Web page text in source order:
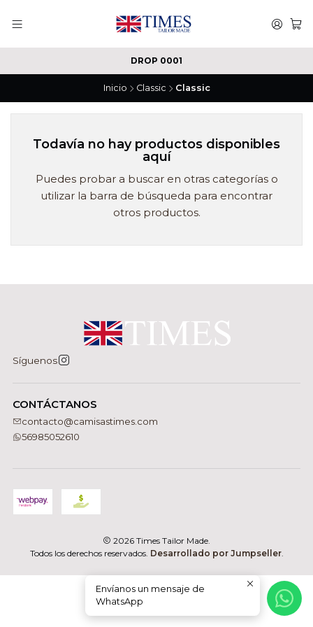
DROP 0001
Inicio Classic Classic
Todavía no hay productos disponibles
aquí
Puedes probar a buscar en otras categorías o
utilizar la barra de búsqueda para encontrar
otros productos.
Síguenos
CONTÁCTANOS
contacto@camisastimes.com
56985052610
2026 Times Tailor Made.
Todos los derechos reservados. Desarrollado por Jumpseller.
Envíanos un mensaje de
WhatsApp